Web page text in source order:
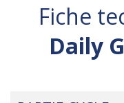
Fiche
Daily